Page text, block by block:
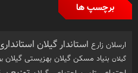
برچسپ ها
ارسلان زارع استاندار گیلان
گیلان بنیاد مسکن گیلان بهزیستی گیلان